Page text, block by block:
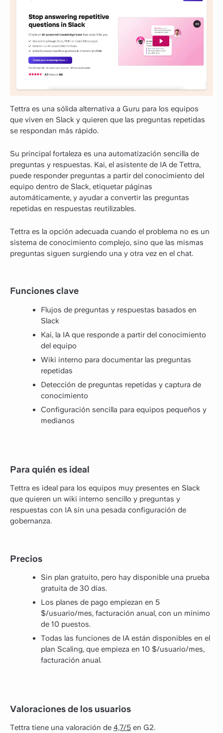
Tettra es una sólida alternativa a Guru para los equipos
que viven en Slack y quieren que las preguntas repetidas
se respondan más rápido.
Su principal fortaleza es una automatización sencilla de
preguntas y respuestas. Kai, el asistente de IA de Tettra,
puede responder preguntas a partir del conocimiento del
equipo dentro de Slack, etiquetar páginas
automáticamente, y ayudar a convertir las preguntas
repetidas en respuestas reutilizables.
Tettra es la opción adecuada cuando el problema no es un
sistema de conocimiento complejo, sino que las mismas
preguntas siguen surgiendo una y otra vez en el chat.
Funciones clave
Flujos de preguntas y respuestas basados en
Slack
Kai, la IA que responde a partir del conocimiento
del equipo
Wiki interno para documentar las preguntas
repetidas
Detección de preguntas repetidas y captura de
conocimiento
Configuración sencilla para equipos pequeños y
medianos
Para quién es ideal
Tettra es ideal para los equipos muy presentes en Slack
que quieren un wiki interno sencillo y preguntas y
respuestas con IA sin una pesada configuración de
gobernanza.
Precios
Sin plan gratuito, pero hay disponible una prueba
gratuita de 30 días.
Los planes de pago empiezan en 5
$/usuario/mes, facturación anual, con un mínimo
de 10 puestos.
Todas las funciones de IA están disponibles en el
plan Scaling, que empieza en 10 $/usuario/mes,
facturación anual.
Valoraciones de los usuarios
Tettra tiene una valoración de 4,7/5 en G2.